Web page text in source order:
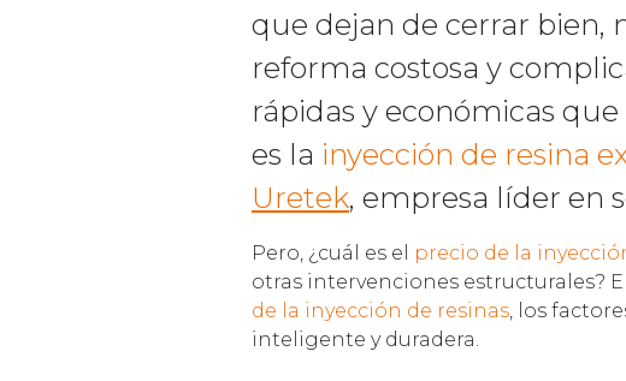
que dejan de cerrar bien,
reforma costosa y
rápidas y económicas
es la inyección de resina
Uretek, empresa líder en
Pero, ¿cuál es el precio de la
otras intervenciones estructurales?
de la inyección de resinas, los
inteligente y duradera.